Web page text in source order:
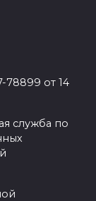
от 14
служба по